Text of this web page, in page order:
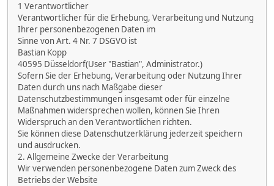
1 Verantwortlicher
Verantwortlicher für die Erhebung, Verarbeitung und Nutzung
Ihrer personenbezogenen Daten im
Sinne von Art. 4 Nr. 7 DSGVO ist
Bastian Kopp
40595 Düsseldorf(User "Bastian", Administrator.)
Sofern Sie der Erhebung, Verarbeitung oder Nutzung Ihrer
Daten durch uns nach Maßgabe dieser
Datenschutzbestimmungen insgesamt oder für einzelne
Maßnahmen widersprechen wollen, können Sie Ihren
Widerspruch an den Verantwortlichen richten.
Sie können diese Datenschutzerklärung jederzeit speichern
und ausdrucken.
2. Allgemeine Zwecke der Verarbeitung
Wir verwenden personenbezogene Daten zum Zweck des
Betriebs der Website